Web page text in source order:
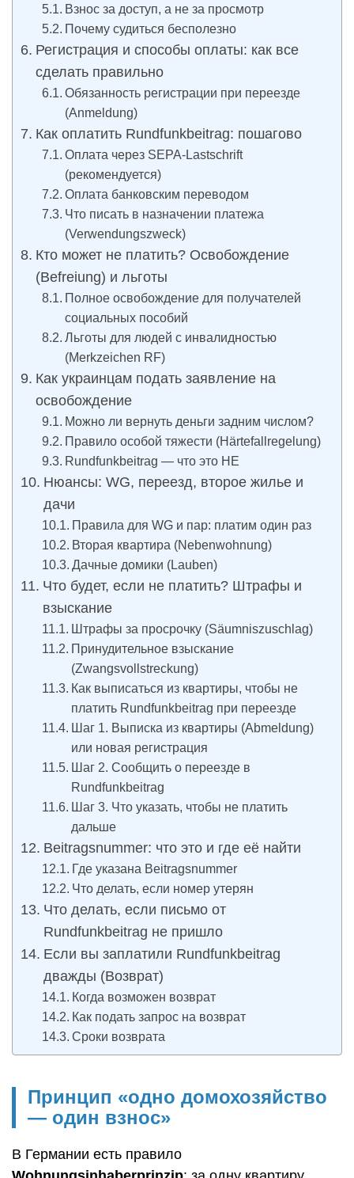
Взнос за доступ, а не за просмотр
Почему судиться бесполезно
Регистрация и способы оплаты: как все
сделать правильно
Обязанность регистрации при переезде
(Anmeldung)
Как оплатить Rundfunkbeitrag: пошагово
Оплата через SEPA-Lastschrift
(рекомендуется)
Оплата банковским переводом
Что писать в назначении платежа
(Verwendungszweck)
Кто может не платить? Освобождение
(Befreiung) и льготы
Полное освобождение для получателей
социальных пособий
Льготы для людей с инвалидностью
(Merkzeichen RF)
Как украинцам подать заявление на
освобождение
Можно ли вернуть деньги задним числом?
Правило особой тяжести (Härtefallregelung)
Rundfunkbeitrag — что это НЕ
Нюансы: WG, переезд, второе жилье и
дачи
Правила для WG и пар: платим один раз
Вторая квартира (Nebenwohnung)
Дачные домики (Lauben)
Что будет, если не платить? Штрафы и
взыскание
Штрафы за просрочку (Säumniszuschlag)
Принудительное взыскание
(Zwangsvollstreckung)
Как выписаться из квартиры, чтобы не
платить Rundfunkbeitrag при переезде
Шаг 1. Выписка из квартиры (Abmeldung)
или новая регистрация
Шаг 2. Сообщить о переезде в
Rundfunkbeitrag
Шаг 3. Что указать, чтобы не платить
дальше
Beitragsnummer: что это и где её найти
Где указана Beitragsnummer
Что делать, если номер утерян
Что делать, если письмо от
Rundfunkbeitrag не пришло
Если вы заплатили Rundfunkbeitrag
дважды (Возврат)
Когда возможен возврат
Как подать запрос на возврат
Сроки возврата
Принцип «одно домохозяйство
— один взнос»
В Германии есть правило